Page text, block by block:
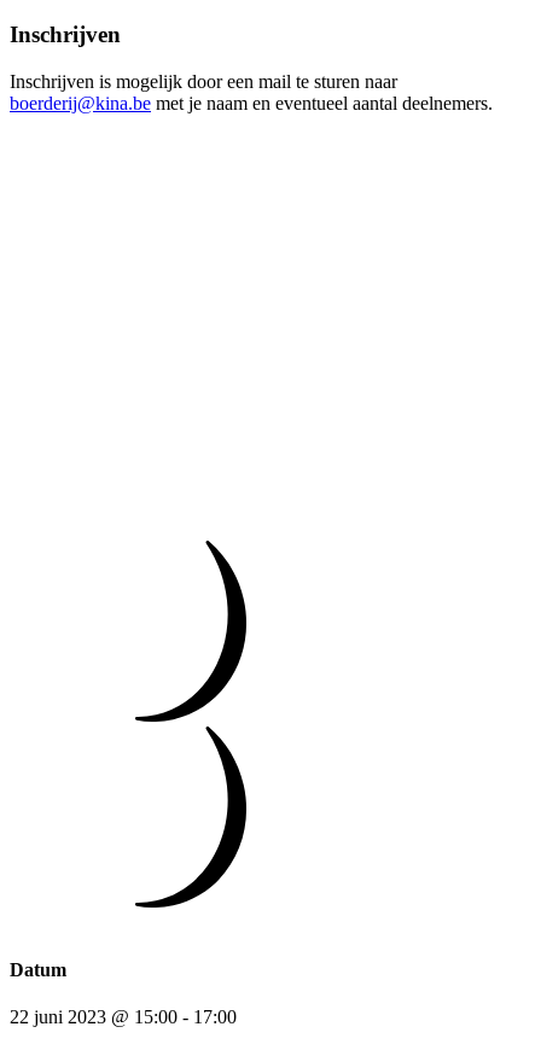
Inschrijven
Inschrijven is mogelijk door een mail te sturen naar
boerderij@kina.be met je naam en eventueel aantal deelnemers.
Datum
22 juni 2023 @ 15:00 - 17:00